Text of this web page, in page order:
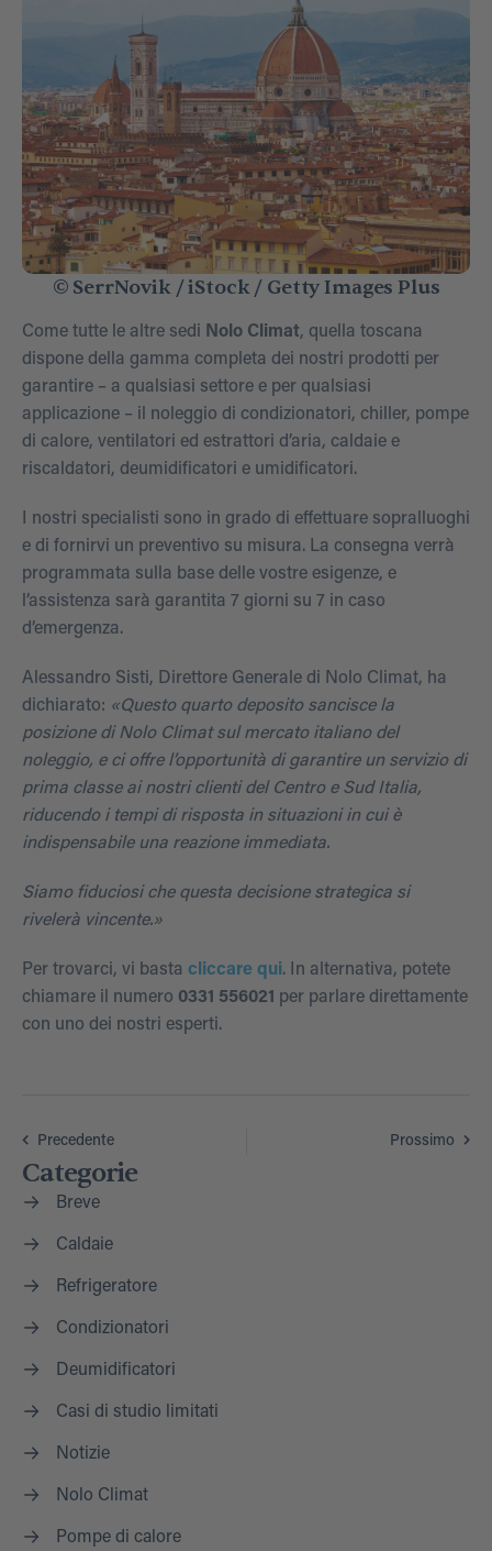
© SerrNovik / iStock / Getty Images Plus
Come tutte le altre sedi Nolo Climat, quella toscana
dispone della gamma completa dei nostri prodotti per
garantire – a qualsiasi settore e per qualsiasi
applicazione – il noleggio di condizionatori, chiller, pompe
di calore, ventilatori ed estrattori d’aria, caldaie e
riscaldatori, deumidificatori e umidificatori.
I nostri specialisti sono in grado di effettuare sopralluoghi
e di fornirvi un preventivo su misura. La consegna verrà
programmata sulla base delle vostre esigenze, e
l’assistenza sarà garantita 7 giorni su 7 in caso
d’emergenza.
Alessandro Sisti, Direttore Generale di Nolo Climat, ha
dichiarato: «Questo quarto deposito sancisce la
posizione di Nolo Climat sul mercato italiano del
noleggio, e ci offre l’opportunità di garantire un servizio di
prima classe ai nostri clienti del Centro e Sud Italia,
riducendo i tempi di risposta in situazioni in cui è
indispensabile una reazione immediata.
Siamo fiduciosi che questa decisione strategica si
rivelerà vincente.»
Per trovarci, vi basta cliccare qui. In alternativa, potete
chiamare il numero 0331 556021 per parlare direttamente
con uno dei nostri esperti.
Precedente Prossimo
Categorie
Breve
Caldaie
Refrigeratore
Condizionatori
Deumidificatori
Casi di studio limitati
Notizie
Nolo Climat
Pompe di calore